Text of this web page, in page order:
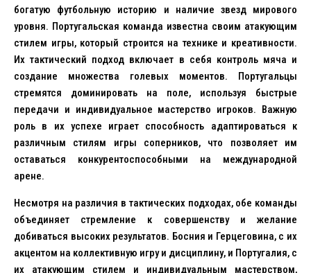
богатую футбольную историю и наличие звезд мирового
уровня. Португальская команда известна своим атакующим
стилем игры, который строится на технике и креативности.
Их тактический подход включает в себя контроль мяча и
создание множества голевых моментов. Португальцы
стремятся доминировать на поле, используя быстрые
передачи и индивидуальное мастерство игроков. Важную
роль в их успехе играет способность адаптироваться к
различным стилям игры соперников, что позволяет им
оставаться конкурентоспособными на международной
арене.
Несмотря на различия в тактических подходах, обе команды
объединяет стремление к совершенству и желание
добиваться высоких результатов. Босния и Герцеговина, с их
акцентом на коллективную игру и дисциплину, и Португалия, с
их атакующим стилем и индивидуальным мастерством,